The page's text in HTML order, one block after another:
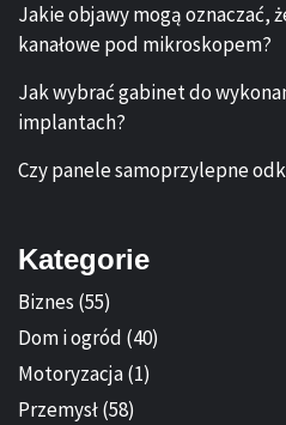
Jakie objawy mogą oznaczać,
kanałowe pod mikroskopem?
Jak wybrać gabinet do
implantach?
Czy panele samoprzylepne
Kategorie
Biznes (55)
Dom i ogród (40)
Motoryzacja(1)
Przemysł(58)